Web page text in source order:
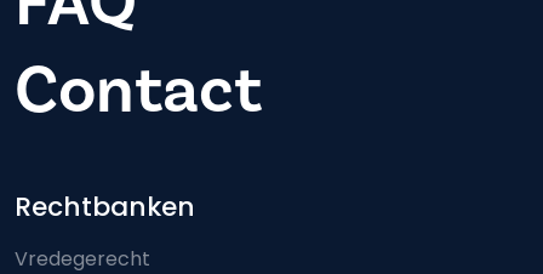
Contact
Footer-menu
Rechtbanken
Vredegerecht